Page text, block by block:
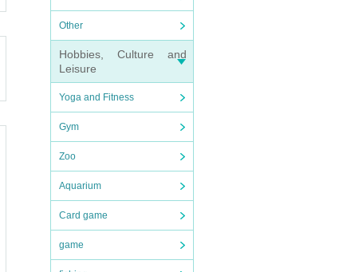
Other
Hobbies, Culture and
Leisure
Yoga and Fitness
Gym
Zoo
Aquarium
Card game
game